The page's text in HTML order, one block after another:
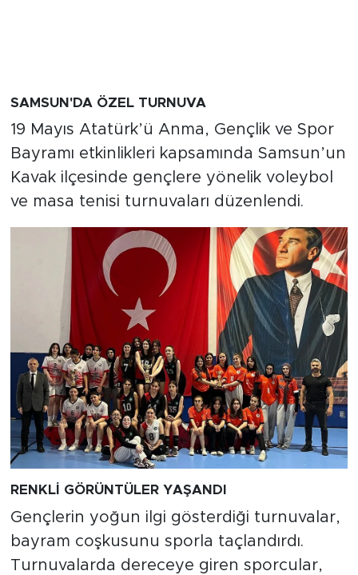
SAMSUN'DA ÖZEL TURNUVA
19 Mayıs Atatürk’ü Anma, Gençlik ve Spor
Bayramı etkinlikleri kapsamında Samsun’un
Kavak ilçesinde gençlere yönelik voleybol
ve masa tenisi turnuvaları düzenlendi.
RENKLİ GÖRÜNTÜLER YAŞANDI
Gençlerin yoğun ilgi gösterdiği turnuvalar,
bayram coşkusunu sporla taçlandırdı.
Turnuvalarda dereceye giren sporcular,